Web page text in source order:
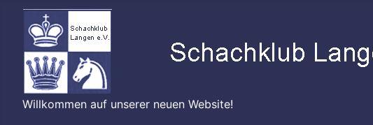
Willkommen auf unserer neuen Website!